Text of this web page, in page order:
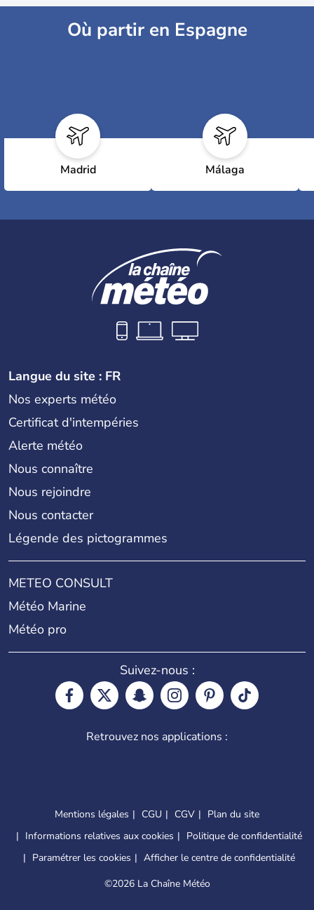
Où partir en Espagne
Madrid Málaga
Langue du site : FR
Nos experts météo
Certificat d'intempéries
Alerte météo
Nous connaître
Nous rejoindre
Nous contacter
Légende des pictogrammes
METEO CONSULT
Météo Marine
Météo pro
Suivez-nous :
Retrouvez nos applications :
Mentions légales CGU CGV
Plan du site
Informations relatives aux cookies
Politique de confidentialité
Paramétrer les cookies
Afficher le centre de confidentialité
©2026 La Chaîne Météo